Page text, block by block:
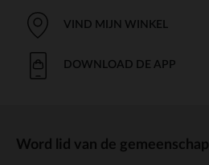
VIND MIJN WINKEL
DOWNLOAD DE APP
Word lid van de gemeenschap